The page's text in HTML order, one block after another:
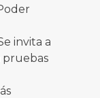
invita a
pruebas